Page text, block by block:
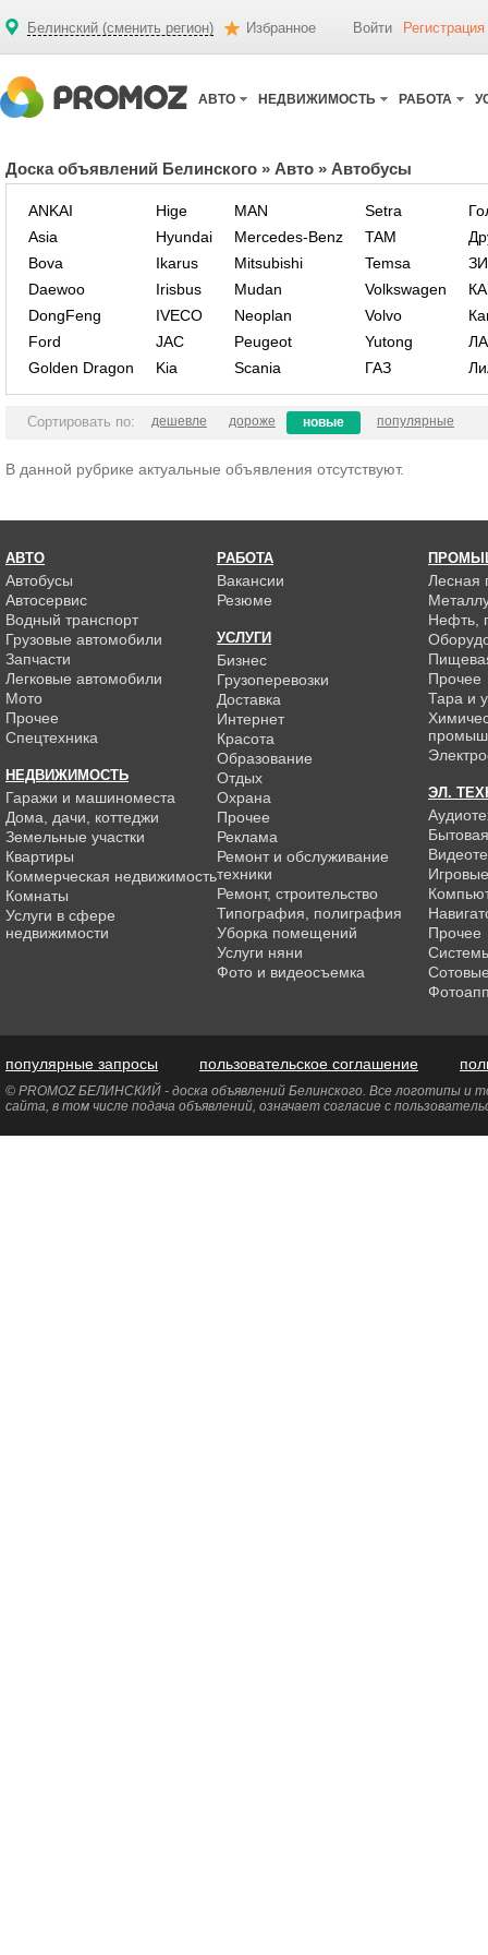
Белинский (сменить регион) Избранное Войти Регистрация
АВТО НЕДВИЖИМОСТЬ РАБОТА
Доска объявлений Белинского » Авто » Автобусы
ANKAI
Asia
Bova
Daewoo
DongFeng
Ford
Golden Dragon
Hige
Hyundai
Ikarus
Irisbus
IVECO
JAC
Kia
MAN
Mercedes-Benz
Mitsubishi
Mudan
Neoplan
Peugeot
Scania
Setra
TAM
Temsa
Volkswagen
Volvo
Yutong
ГАЗ
Сортировать по: дешевле дороже новые популярные
В данной рубрике актуальные объявления отсутствуют.
АВТО
Автобусы
Автосервис
Водный транспорт
Грузовые автомобили
Запчасти
Легковые автомобили
Мото
Прочее
Спецтехника
НЕДВИЖИМОСТЬ
Гаражи и машиноместа
Дома, дачи, коттеджи
Земельные участки
Квартиры
Коммерческая недвижимость
Комнаты
Услуги в сфере
недвижимости
РАБОТА
Вакансии
Резюме
УСЛУГИ
Бизнес
Грузоперевозки
Доставка
Интернет
Красота
Образование
Отдых
Охрана
Прочее
Реклама
Ремонт и обслуживание
техники
Ремонт, строительство
Типография, полиграфия
Уборка помещений
Услуги няни
Фото и видеосъемка
Лесная
Нефть,
Прочее
Тара и
ЭЛ.
Прочее
популярные запросы пользовательское соглашение
© PROMOZ БЕЛИНСКИЙ - доска объявлений Белинского. Все логотипы и
сайта, в том числе подача объявлений, означает согласие с